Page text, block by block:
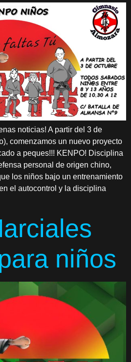
noticias! A partir del 3 de
comenzamos un nuevo proyecto
a peques!!! KENPO! Disciplina
personal de origen chino,
los niños bajo un entrenamiento
el autocontrol y la disciplina
niños